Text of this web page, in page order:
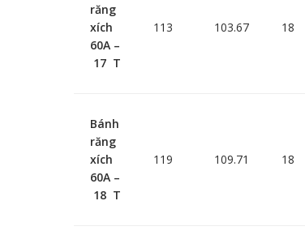
răng
xích
60A –
17 T
113 103.67 18
Bánh
răng
xích
60A –
18 T
119 109.71 18